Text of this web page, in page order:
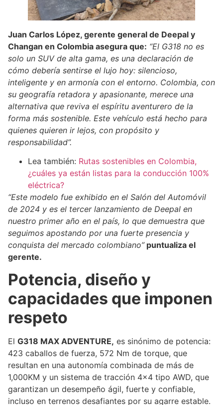
Juan Carlos López, gerente general de Deepal y
Changan en Colombia asegura que: “El G318 no es
solo un SUV de alta gama, es una declaración de
cómo debería sentirse el lujo hoy: silencioso,
inteligente y en armonía con el entorno. Colombia, con
su geografía retadora y apasionante, merece una
alternativa que reviva el espíritu aventurero de la
forma más sostenible. Este vehículo está hecho para
quienes quieren ir lejos, con propósito y
responsabilidad”.
Lea también: Rutas sostenibles en Colombia,
¿cuáles ya están listas para la conducción 100%
eléctrica?
“Este modelo fue exhibido en el Salón del Automóvil
de 2024 y es el tercer lanzamiento de Deepal en
nuestro primer año en el país, lo que demuestra que
seguimos apostando por una fuerte presencia y
conquista del mercado colombiano”puntualiza el
gerente.
Potencia, diseño y
capacidades que imponen
respeto
El G318 MAX ADVENTURE, es sinónimo de potencia:
423 caballos de fuerza, 572 Nm de torque, que
resultan en una autonomía combinada de más de
1,000KM y un sistema de tracción 4×4 tipo AWD, que
garantizan un desempeño ágil, fuerte y confiable,
incluso en terrenos desafiantes por su agarre estable.